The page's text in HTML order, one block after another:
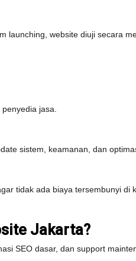
launching, website diuji secara
jasa.
sistem, keamanan, dan
tidak ada biaya tersembunyi di
Jakarta?
SEO dasar, dan support